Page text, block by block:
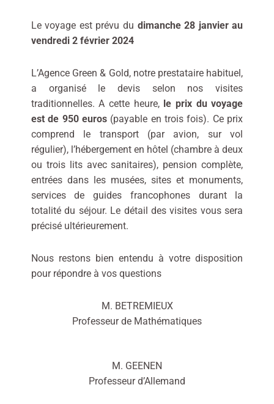
Le voyage est prévu du dimanche 28 janvier au
vendredi 2 février 2024
L’Agence Green & Gold, notre prestataire habituel,
a organisé le devis selon nos visites
traditionnelles. A cette heure, le prix du voyage
est de 950 euros(payable en trois fois). Ce prix
comprend le transport (par avion, sur vol
régulier), l’hébergement en hôtel (chambre à deux
ou trois lits avec sanitaires), pension complète,
entrées dans les musées, sites et monuments,
services de guides francophones durant la
totalité du séjour. Le détail des visites vous sera
précisé ultérieurement.
Nous restons bien entendu à votre disposition
pour répondre à vos questions
M. BETREMIEUX
Professeur de Mathématiques
M. GEENEN
Professeur d’Allemand